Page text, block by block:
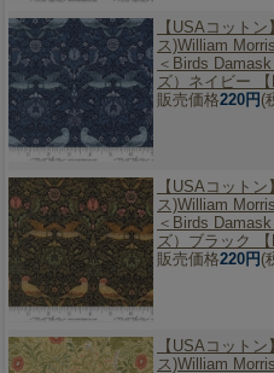
【USAコットン】
ス)William
＜Birds
ズ）ネイビー
販売価格220円(
【USAコットン】
ス)William
＜Birds
ズ）ブラック
販売価格220円(
【USAコットン】
ス)William